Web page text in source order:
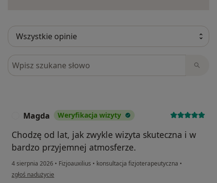
Szukaj w opiniach
Magda Weryfikacja wizyty
Chodzę od lat, jak zwykle wizyta skuteczna i w
bardzo przyjemnej atmosferze.
4 sierpnia 2026 • Fizjoauxilius • konsultacja fizjoterapeutyczna •
w opinii użytkownika Magda
zgłoś nadużycie